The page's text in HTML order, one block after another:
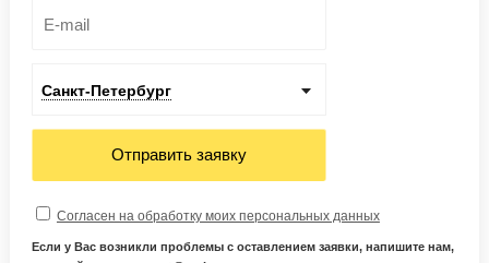
Санкт-Петербург
Отправить заявку
Согласен на обработку моих персональных данных
Если у Вас возникли проблемы с оставлением заявки, напишите нам,